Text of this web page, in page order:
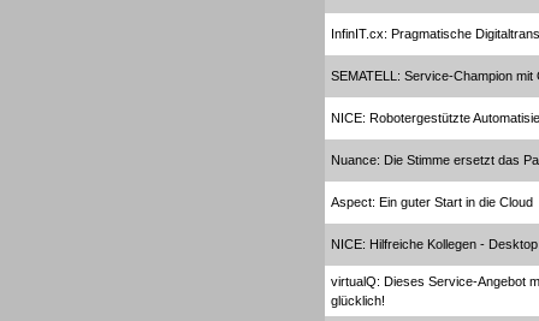
InfinIT.cx: Pragmatische
SEMATELL: Service-Champion mit
NICE: Robotergestützte
Nuance: Die Stimme ersetzt das
Aspect: Ein guter Start in die Cloud
NICE: Hilfreiche Kollegen -
virtualQ: Dieses Service-Angebot
glücklich!